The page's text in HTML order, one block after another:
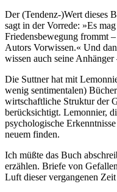
Der (Tendenz-)Wert dieses
sagt in der Vorrede: »Es
Friedensbewegung frommt
Autors Vorwissen.« Und
wissen auch seine
Die Suttner hat mit
wenig sentimentalen)
wirtschaftliche Struktur der
berücksichtigt. Lemonnier,
psychologische
neuem finden.
Ich müßte das Buch
erzählen. Briefe von
Luft dieser vergangenen